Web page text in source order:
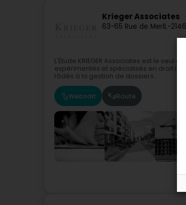
Krieger Associates
63-65 Rue de MerlL-2146
L'Étude KRIEGER Associates est le
expérimentés et spécialisés en droit
rôdés à la gestion de dossiers...
Websäit Route